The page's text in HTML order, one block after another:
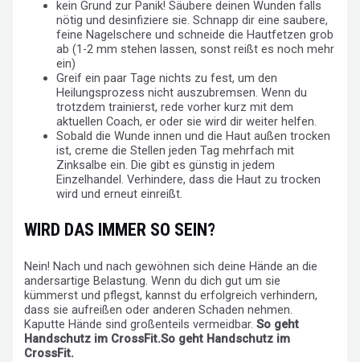
kein Grund zur Panik! Säubere deinen Wunden falls
nötig und desinfiziere sie. Schnapp dir eine saubere,
feine Nagelschere und schneide die Hautfetzen grob
ab (1-2 mm stehen lassen, sonst reißt es noch mehr
ein)
Greif ein paar Tage nichts zu fest, um den
Heilungsprozess nicht auszubremsen. Wenn du
trotzdem trainierst, rede vorher kurz mit dem
aktuellen Coach, er oder sie wird dir weiter helfen.
Sobald die Wunde innen und die Haut außen trocken
ist, creme die Stellen jeden Tag mehrfach mit
Zinksalbe ein. Die gibt es günstig in jedem
Einzelhandel. Verhindere, dass die Haut zu trocken
wird und erneut einreißt.
WIRD DAS IMMER SO SEIN?
Nein! Nach und nach gewöhnen sich deine Hände an die
andersartige Belastung. Wenn du dich gut um sie
kümmerst und pflegst, kannst du erfolgreich verhindern,
dass sie aufreißen oder anderen Schaden nehmen.
Kaputte Hände sind großenteils vermeidbar.So geht
Handschutz im CrossFit.So geht Handschutz im
CrossFit.